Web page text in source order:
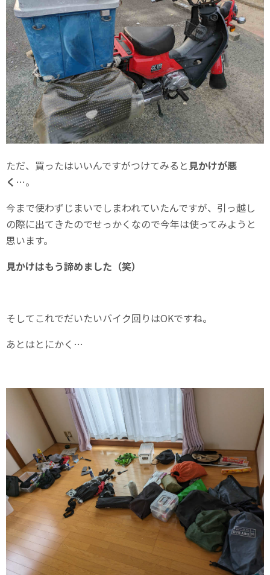
ただ、買ったはいいんですがつけてみると見かけが悪
く …。
今まで使わずじまいでしまわれていたんですが、引っ越し
の際に出てきたのでせっかくなので今年は使ってみようと
思います。
見かけはもう諦めました（笑）
そしてこれでだいたいバイク回りはOKですね。
あとはとにかく…